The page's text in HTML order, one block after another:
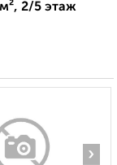
2/5 этаж
›